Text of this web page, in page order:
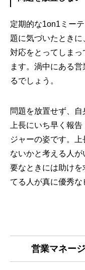
定期的な1on1ミー
題に気づいたとき
対応をとってしま
ます。渦中にある
るでしょう。
問題を放置せず、
上長にいち早く報
ジャーの姿です。
ないかと考える人
要なときには助け
てる人が真に優秀な
営業マネー